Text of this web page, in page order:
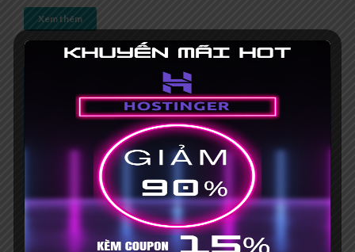
Xem thêm
Hướng dẫn quay trở lại dùng